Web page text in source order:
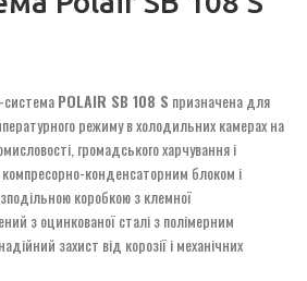
системаPOLAIR SB 108 S призначена для
режиму в холодильних камерах на
громадського харчування і
конденсаторним блоком і
коробкою з клемної
з оцинкованої сталі з полімерним
захист від корозії і механічних